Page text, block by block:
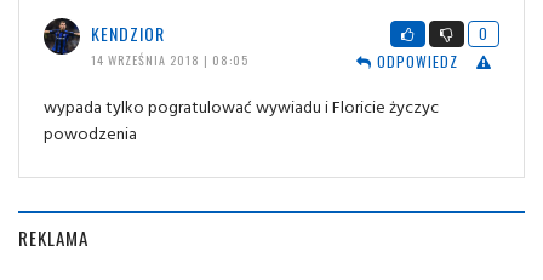
KENDZIOR
14 WRZEŚNIA 2018 | 08:05
0
ODPOWIEDZ
wypada tylko pogratulować wywiadu i Floricie życzyc
powodzenia
REKLAMA